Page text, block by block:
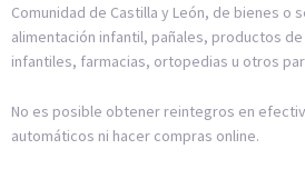
Comunidad de Castilla y León, de bienes o
alimentación infantil, pañales, productos
infantiles, farmacias, ortopedias u otros
No es posible obtener reintegros en
automáticos ni hacer compras online.